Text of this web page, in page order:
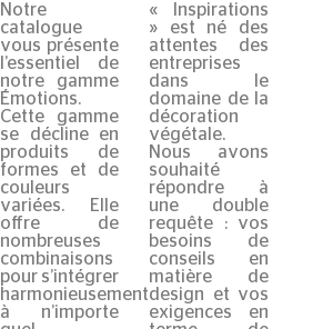
Notre
catalogue
vous présente
l’essentiel de
notre gamme
Émotions.
Cette gamme
se décline en
produits de
formes et de
couleurs
variées. Elle
offre de
nombreuses
combinaisons
pour s’intégrer
harmonieusement
à n’importe
« Inspirations
» est né des
attentes des
entreprises
dans le
domaine de la
décoration
végétale.
Nous avons
souhaité
répondre à
une double
requête : vos
besoins de
conseils en
matière de
design et vos
exigences en